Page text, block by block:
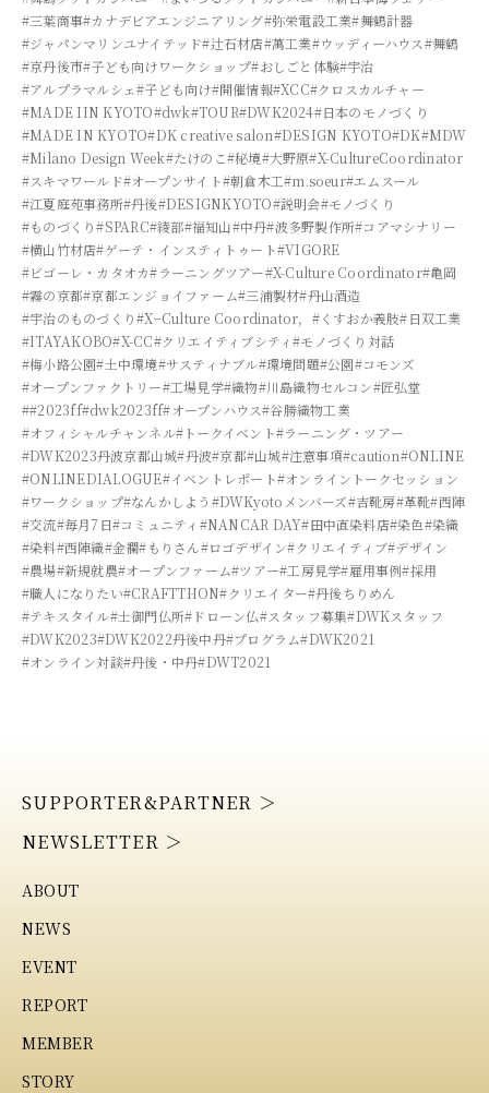
#三葉商事#カナデビアエンジニアリング#弥栄電設工業#舞鶴計器
#ジャパンマリンユナイテッド#辻石材店#萬工業#ウッディーハウス#舞鶴
#京丹後市#子ども向けワークショップ#おしごと体験#宇治
#アルプラマルシェ#子ども向け#開催情報#XCC#クロスカルチャー
#MADE IIN KYOTO#dwk#TOUR#DWK2024#日本のモノづくり
#MADE IN KYOTO#DK creative salon#DESIGN KYOTO#DK#MDW
#Milano Design Week#たけのこ#秘境#大野原#X-CultureCoordinator
#スキマワールド#オープンサイト#朝倉木工#m.soeur#エムスール
#江夏庭苑事務所#丹後#DESIGNKYOTO#説明会#モノづくり
#ものづくり#SPARC#綾部#福知山#中丹#波多野製作所#コアマシナリー
#横山竹材店#ゲーテ・インスティトゥート#VIGORE
#ビゴーレ・カタオカ#ラーニングツアー#X-Culture Coordinator#亀岡
#霧の京都#京都エンジョイファーム#三浦製材#丹山酒造
#宇治のものづくり#X−Culture Coordinator， #くすおか義肢#日双工業
#ITAYAKOBO#X-CC#クリエイティブシティ#モノづくり対話
#梅小路公園#土中環境#サスティナブル#環境問題#公園#コモンズ
#オープンファクトリー#工場見学#織物#川島織物セルコン#匠弘堂
##2023ff#dwk2023ff#オープンハウス#谷勝織物工業
#オフィシャルチャンネル#トークイベント#ラーニング・ツアー
#DWK2023丹波京都山城#丹波#京都#山城#注意事項#caution#ONLINE
#ONLINEDIALOGUE#イベントレポート#オンライントークセッション
#ワークショップ#なんかしよう #DWKyotoメンバーズ#吉靴房#革靴#西陣
#交流#毎月7日#コミュニティ #NANCAR DAY#田中直染料店#染色#染織
#染料#西陣織#金襴#もりさん#ロゴデザイン#クリエイティブ#デザイン
#農場#新規就農#オープンファーム#ツアー#工房見学#雇用事例#採用
#職人になりたい#CRAFTTHON#クリエイター#丹後ちりめん
#テキスタイル#土御門仏所#ドローン仏#スタッフ募集#DWKスタッフ
#DWK2023#DWK2022丹後中丹#プログラム#DWK2021
#オンライン対談#丹後・中丹#DWT2021
SUPPORTER&PARTNER ＞
NEWSLETTER ＞
ABOUT
NEWS
EVENT
REPORT
MEMBER
STORY